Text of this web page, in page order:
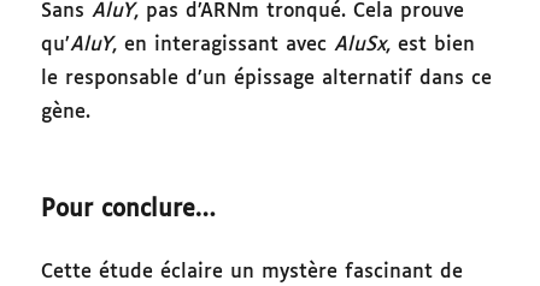
SansAluY, pas d’ARNm tronqué. Cela prouve
qu’AluY, en interagissant avecAluSx, est bien
le responsable d’un épissage alternatif dans ce
gène.
Pour conclure…
Cette étude éclaire un mystère fascinant de